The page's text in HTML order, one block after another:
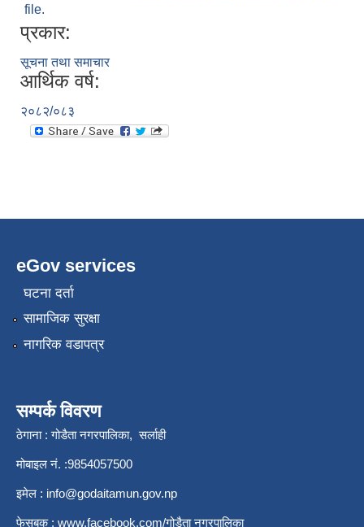
file.
प्रकार:
सूचना तथा समाचार
आर्थिक वर्ष:
२०८२/०८३
eGov services
घटना दर्ता
सामाजिक सुरक्षा
नागरिक वडापत्र
सम्पर्क विवरण
ठेगाना : गोडैता नगरपालिका, सर्लाही
मोबाइल नं. :9854057500
इमेल : info@godaitamun.gov.np
फेसबुक : www.facebook.com/गोडैता नगरपालिका